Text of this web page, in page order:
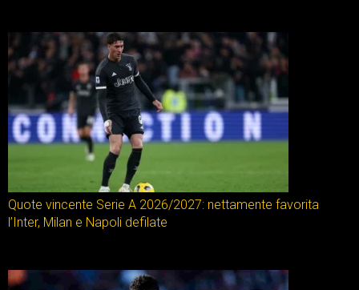
Quote vincente Serie A 2026/2027: nettamente favorita
l’Inter, Milan e Napoli defilate